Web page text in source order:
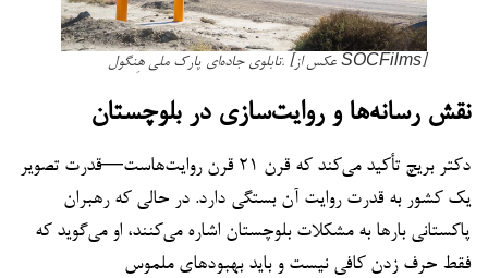
تابلوی جاده‌ای پارک ملی هِنگول. [عکس از SOCFilms]
نقش رسانه‌ها و روایت‌سازی در بلوچستان
دکتر بریچ تأکید می‌کند که قرن ۲۱ قرن روایت‌هاست—قدرت تصویر
یک کشور به قدرت روایت آن بستگی دارد. در حالی که رهبران
پاکستانی بارها به مشکلات بلوچستان اشاره می‌کنند، او می‌گوید که
فقط حرف زدن کافی نیست و باید بهبودهای ملموس